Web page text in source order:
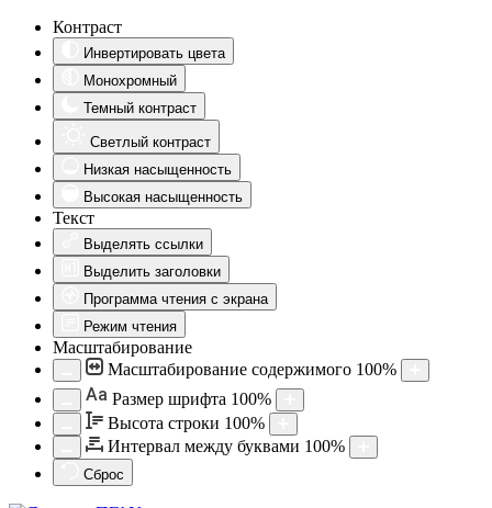
Контраст
Инвертировать цвета
Монохромный
Темный контраст
Светлый контраст
Низкая насыщенность
Высокая насыщенность
Текст
Выделять ссылки
Выделить заголовки
Программа чтения с экрана
Режим чтения
Масштабирование
Масштабирование содержимого 100%
Aa Размер шрифта 100%
Высота строки 100%
Интервал между буквами 100%
Сброс